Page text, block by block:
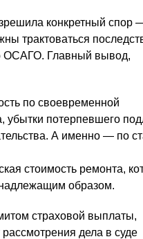
конкретный спор
трактоваться
ОСАГО. Главный вывод,
по своевременной
убытки потерпевшего
А именно — по
стоимость ремонта,
образом.
страховой выплаты,
дела в суде